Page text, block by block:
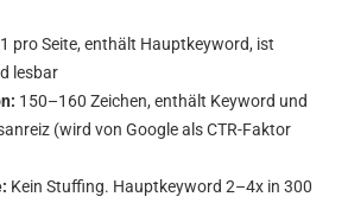
pro Seite, enthält Hauptkeyword, ist
lesbar
150–160 Zeichen, enthält Keyword und
(wird von Google als CTR-Faktor
Kein Stuffing. Hauptkeyword 2–4x in 300